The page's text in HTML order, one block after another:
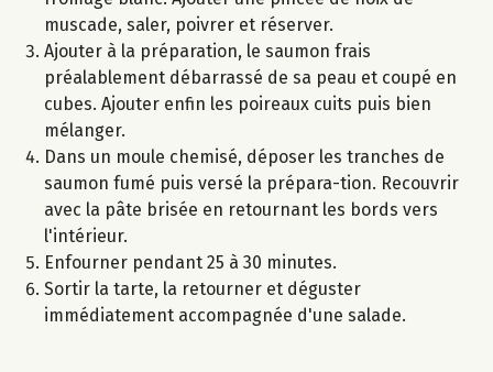
muscade, saler, poivrer et réserver.
Ajouter à la préparation, le saumon frais
préalablement débarrassé de sa peau et coupé en
cubes. Ajouter enfin les poireaux cuits puis bien
mélanger.
Dans un moule chemisé, déposer les tranches de
saumon fumé puis versé la prépara-tion. Recouvrir
avec la pâte brisée en retournant les bords vers
l'intérieur.
Enfourner pendant 25 à 30 minutes.
Sortir la tarte, la retourner et déguster
immédiatement accompagnée d'une salade.